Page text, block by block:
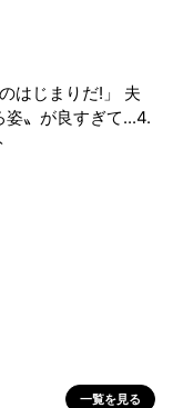
はじまりだ!」 夫
姿〟が良すぎて...4.
一覧を見る